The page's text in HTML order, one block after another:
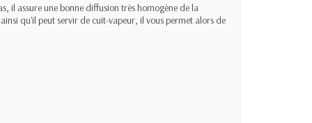
il assure une bonne diffusion très homogène de la
qu'il peut servir de cuit-vapeur, il vous permet alors de